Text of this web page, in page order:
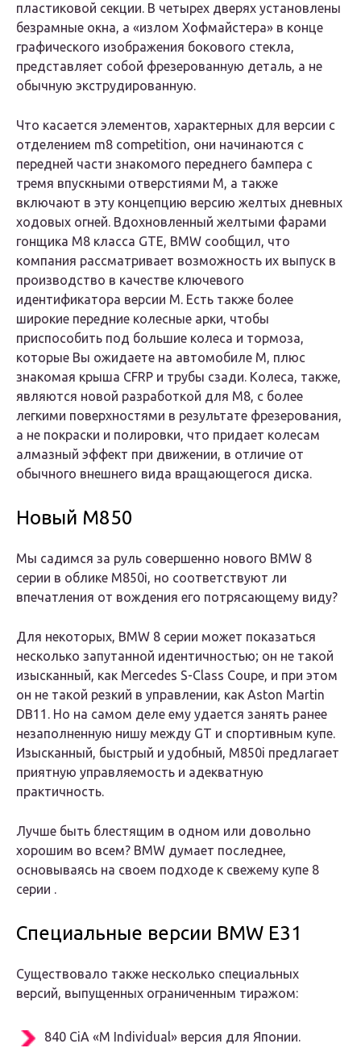
пластиковой секции. В четырех дверях установлены
безрамные окна, а «излом Хофмайстера» в конце
графического изображения бокового стекла,
представляет собой фрезерованную деталь, а не
обычную экструдированную.
Что касается элементов, характерных для версии с
отделением m8 competition, они начинаются с
передней части знакомого переднего бампера с
тремя впускными отверстиями M, а также
включают в эту концепцию версию желтых дневных
ходовых огней. Вдохновленный желтыми фарами
гонщика M8 класса GTE, BMW сообщил, что
компания рассматривает возможность их выпуск в
производство в качестве ключевого
идентификатора версии M. Есть также более
широкие передние колесные арки, чтобы
приспособить под большие колеса и тормоза,
которые Вы ожидаете на автомобиле M, плюс
знакомая крыша CFRP и трубы сзади. Колеса, также,
являются новой разработкой для M8, с более
легкими поверхностями в результате фрезерования,
а не покраски и полировки, что придает колесам
алмазный эффект при движении, в отличие от
обычного внешнего вида вращающегося диска.
Новый М850
Мы садимся за руль совершенно нового BMW 8
серии в облике M850i, но соответствуют ли
впечатления от вождения его потрясающему виду?
Для некоторых, BMW 8 серии может показаться
несколько запутанной идентичностью; он не такой
изысканный, как Mercedes S-Class Coupe, и при этом
он не такой резкий в управлении, как Aston Martin
DB11. Но на самом деле ему удается занять ранее
незаполненную нишу между GT и спортивным купе.
Изысканный, быстрый и удобный, M850i ​​предлагает
приятную управляемость и адекватную
практичность.
Лучше быть блестящим в одном или довольно
хорошим во всем? BMW думает последнее,
основываясь на своем подходе к свежему купе 8
серии .
Специальные версии BMW E31
Существовало также несколько специальных
версий, выпущенных ограниченным тиражом:
840 CiA «M Individual» версия для Японии.